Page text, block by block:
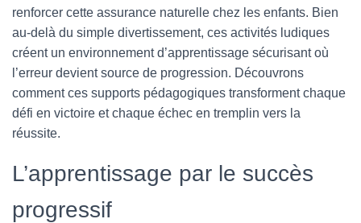
renforcer cette assurance naturelle chez les enfants. Bien
au-delà du simple divertissement, ces activités ludiques
créent un environnement d’apprentissage sécurisant où
l’erreur devient source de progression. Découvrons
comment ces supports pédagogiques transforment chaque
défi en victoire et chaque échec en tremplin vers la
réussite.
L’apprentissage par le succès
progressif